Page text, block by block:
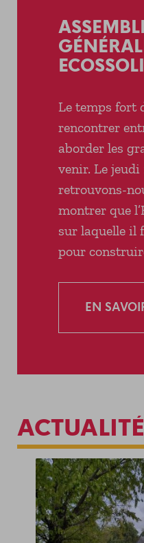
Le temps fort
rencontrer
aborder les
venir. Le jeudi
retrouvons-
montrer que
sur laquelle il
pour
EN